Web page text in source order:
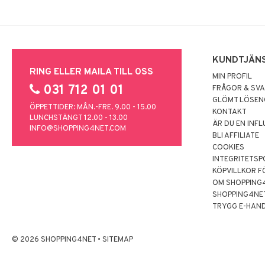
RING ELLER MAILA TILL OSS
031 712 01 01
ÖPPETTIDER: MÅN.-FRE. 9.00 - 15.00
LUNCHSTÄNGT 12.00 - 13.00
INFO@SHOPPING4NET.COM
MIN PROFIL
FRÅGOR &
GLÖMT
KONTAKT
ÄR DU EN
BLI AFFILIATE
COOKIES
KÖPVILLKOR
OM
TRYGG E-
© 2026 SHOPPING4NET • SITEMAP